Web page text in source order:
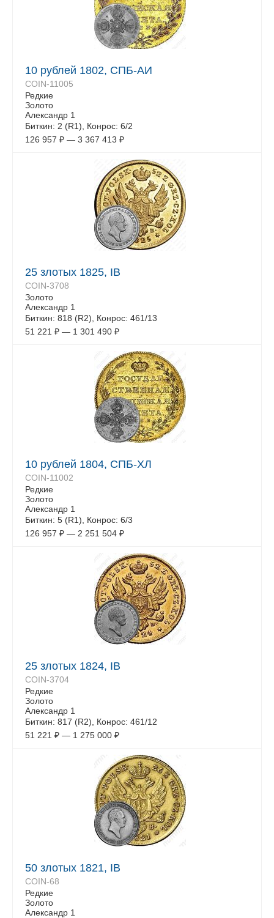
10 рублей 1802, СПБ-АИ
COIN-11005
Редкие
Золото
Александр 1
Биткин: 2 (R1), Конрос: 6/2
126 957 ₽ — 3 367 413 ₽
25 злотых 1825, IB
COIN-3708
Золото
Александр 1
Биткин: 818 (R2), Конрос: 461/13
51 221 ₽ — 1 301 490 ₽
10 рублей 1804, СПБ-ХЛ
COIN-11002
Редкие
Золото
Александр 1
Биткин: 5 (R1), Конрос: 6/3
126 957 ₽ — 2 251 504 ₽
25 злотых 1824, IB
COIN-3704
Редкие
Золото
Александр 1
Биткин: 817 (R2), Конрос: 461/12
51 221 ₽ — 1 275 000 ₽
50 злотых 1821, IB
COIN-68
Редкие
Золото
Александр 1